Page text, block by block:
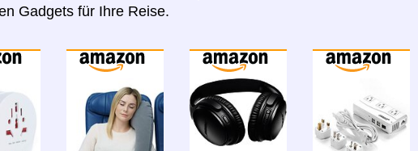
Gadgets für Ihre Reise.